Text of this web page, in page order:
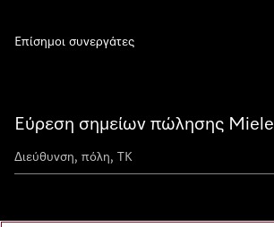
Εύρεση σημείων πώλησης Miele
Επίσημοι συνεργάτες